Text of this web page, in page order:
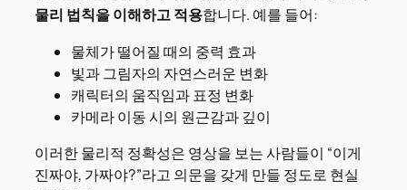
물리 법칙을 이해하고 적용합니다. 예를 들어:
물체가 떨어질 때의 중력 효과
빛과 그림자의 자연스러운 변화
캐릭터의 움직임과 표정 변화
카메라 이동 시의 원근감과 깊이
이러한 물리적 정확성은 영상을 보는 사람들이 “이게
진짜야, 가짜야?”라고 의문을 갖게 만들 정도로 현실